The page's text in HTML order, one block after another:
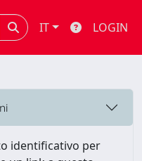
IT LOGIN
identificativo per